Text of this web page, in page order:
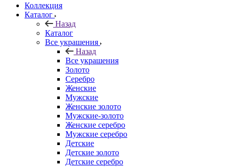
Коллекция
Каталог
Назад
Каталог
Все украшения
Назад
Все украшения
Золото
Серебро
Женские
Мужские
Женские золото
Мужские-золото
Женские серебро
Мужские серебро
Детские
Детские золото
Детские серебро